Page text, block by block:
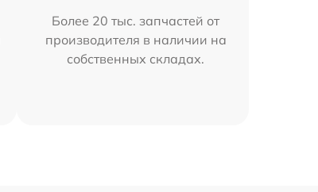
Более 20 тыс. запчастей от
производителя в наличии на
собственных складах.